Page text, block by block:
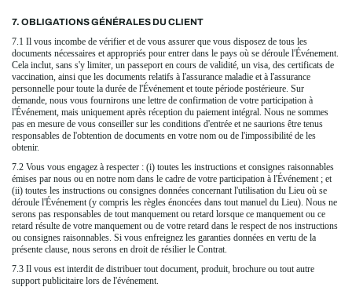
7. OBLIGATIONS GÉNÉRALES DU CLIENT
7.1 Il vous incombe de vérifier et de vous assurer que vous disposez de tous les
documents nécessaires et appropriés pour entrer dans le pays où se déroule l'Événement.
Cela inclut, sans s'y limiter, un passeport en cours de validité, un visa, des certificats de
vaccination, ainsi que les documents relatifs à l'assurance maladie et à l'assurance
personnelle pour toute la durée de l'Événement et toute période postérieure. Sur
demande, nous vous fournirons une lettre de confirmation de votre participation à
l'Événement, mais uniquement après réception du paiement intégral. Nous ne sommes
pas en mesure de vous conseiller sur les conditions d'entrée et ne saurions être tenus
responsables de l'obtention de documents en votre nom ou de l'impossibilité de les
obtenir.
7.2 Vous vous engagez à respecter : (i) toutes les instructions et consignes raisonnables
émises par nous ou en notre nom dans le cadre de votre participation à l'Événement ; et
(ii) toutes les instructions ou consignes données concernant l'utilisation du Lieu où se
déroule l'Événement (y compris les règles énoncées dans tout manuel du Lieu). Nous ne
serons pas responsables de tout manquement ou retard lorsque ce manquement ou ce
retard résulte de votre manquement ou de votre retard dans le respect de nos instructions
ou consignes raisonnables. Si vous enfreignez les garanties données en vertu de la
présente clause, nous serons en droit de résilier le Contrat.
7.3 Il vous est interdit de distribuer tout document, produit, brochure ou tout autre
support publicitaire lors de l'événement.